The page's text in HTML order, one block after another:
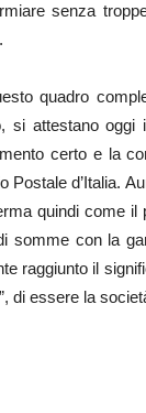
senza
quadro
si attestano oggi
certo e la
Postale d’Italia.
quindi come il
somme con la
raggiunto il
di essere la